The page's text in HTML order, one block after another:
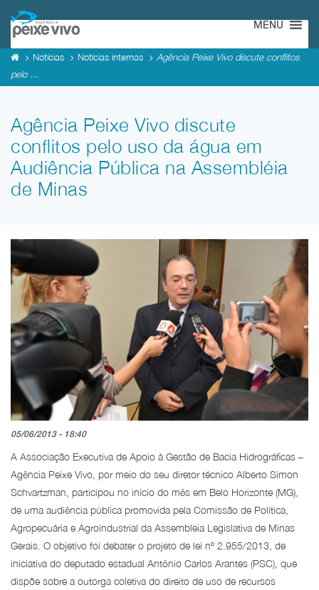
MENU
Notícias Notícias internas
Agência Peixe Vivo discute conflitos
pelo ...
Agência Peixe Vivo discute
conflitos pelo uso da água em
Audiência Pública na Assembléia
de Minas
05/06/2013 - 18:40
A Associação Executiva de Apoio à Gestão de Bacia Hidrográficas –
Agência Peixe Vivo, por meio do seu diretor técnico Alberto Simon
Schvartzman, participou no início do mês em Belo Horizonte (MG),
de uma audiência pública promovida pela Comissão de Política,
Agropecuária e Agroindustrial da Assembleia Legislativa de Minas
Gerais. O objetivo foi debater o projeto de lei nº 2.955/2013, de
iniciativa do deputado estadual Antônio Carlos Arantes (PSC), que
dispõe sobre a outorga coletiva do direito de uso de recursos